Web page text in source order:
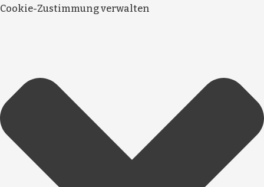
Cookie-Zustimmung verwalten